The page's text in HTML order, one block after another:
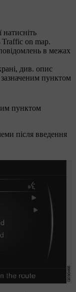
натисніть
Traffic on map.
в межах
див. опис
пунктом
пунктом
після введення